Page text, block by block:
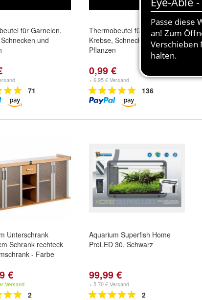
für Garnelen,
und
71
Thermobeutel für Garnelen,
Krebse, Schnecken und
Pflanzen
0,99 €
+ 6,95 € Versand
136
Unterschrank
Schrank rechteck
- Farbe
€
Versand
2
Aquarium Superfish Home
ProLED 30, Schwarz
99,99 €
+ 5,70 € Versand
2